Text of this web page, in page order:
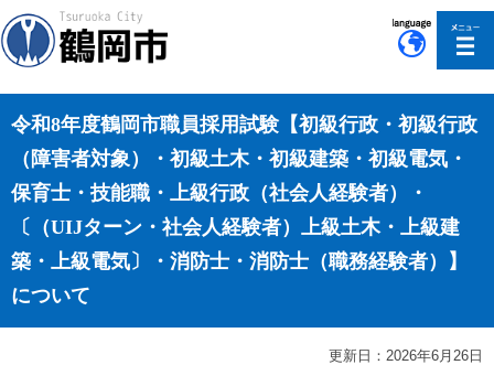
令和8年度鶴岡市職員採用試験【初級行政・初級行政
（障害者対象）・初級土木・初級建築・初級電気・
保育士・技能職・上級行政（社会人経験者）・
〔（UIJターン・社会人経験者）上級土木・上級建
築・上級電気〕・消防士・消防士（職務経験者）】
について
更新日：2026年6月26日